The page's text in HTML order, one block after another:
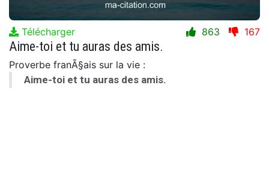
Télécharger 863 167
Aime-toi et tu auras des amis.
Proverbe franÃ§ais sur la vie :
Aime-toi et tu auras des amis.